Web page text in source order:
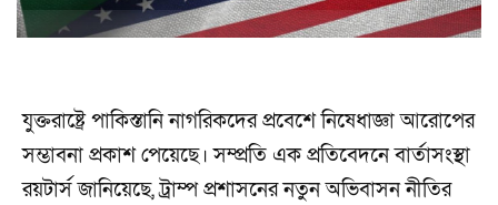
যুক্তরাষ্ট্রে পাকিস্তানি নাগরিকদের প্রবেশে নিষেধাজ্ঞা আরোপের
সম্ভাবনা প্রকাশ পেয়েছে। সম্প্রতি এক প্রতিবেদনে বার্তাসংস্থা
রয়টার্স জানিয়েছে, ট্রাম্প প্রশাসনের নতুন অভিবাসন নীতির